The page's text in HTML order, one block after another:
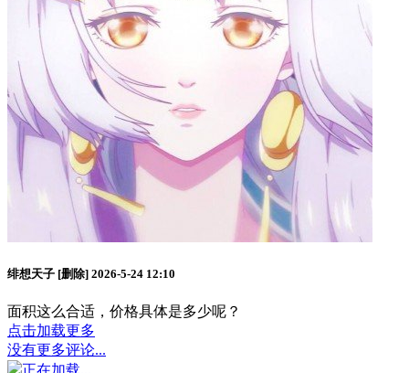
绯想天子 [删除] 2026-5-24 12:10
面积这么合适，价格具体是多少呢？
点击加载更多
没有更多评论...